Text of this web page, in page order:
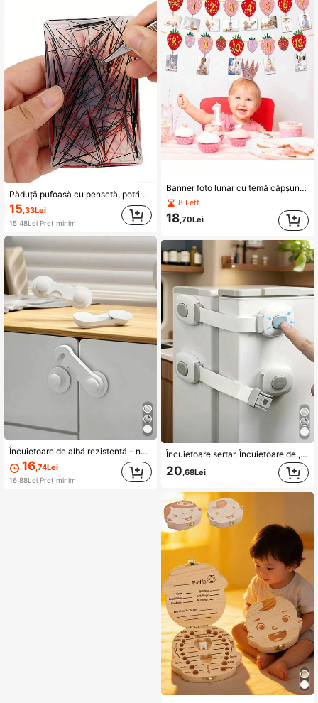
Păduță pufoasă cu pensetă, potrivită pentru anxietate, ADHD și trichotilomanie, culori mixte, pentru eliberarea stresului, extensibilă, pentru întoarcerea la școală
15,33Lei
15,48Lei Preț minim
Încuietoare de albă rezistentă - nu necesită unelte, instalare adezivă, ușor de instalat, cu cheie și încuietoare cu combinație, potrivită pentru frigider, dulapuri, cameră de depozitare a alimentelor, electrocasnice de bucătărie - încuietoare de pentru ușă și încuietoare pentru dulap, încuietoare pentru frigider
16,74Lei
16,88Lei Preț minim
Banner foto lunar cu temă căpșuni - Banner lunar cu căpșuni dulci pentru prima aniversare, decorațiuni foto cu momente importante pentru afișarea fotografiilor de 12 luni, potrivit pentru petrecerea de prima aniversare cu temă căpșuni, decorațiuni pentru petrecerea de baby shower
8 Left
18,70Lei
Încuietoare sertar, Încuietoare de , Încuietoare sertar de protecție, Încuietoare multifuncțională anti-prindere, Încuietoare sertar toaletă, Încuietoare ușă dulap (pentru protecție), Acționare cu un singur buton, Instalare fără găurire, Încuietoare ușă multifuncțională anti-prindere, Încuietoare ușă frigider.
20 ,68Lei